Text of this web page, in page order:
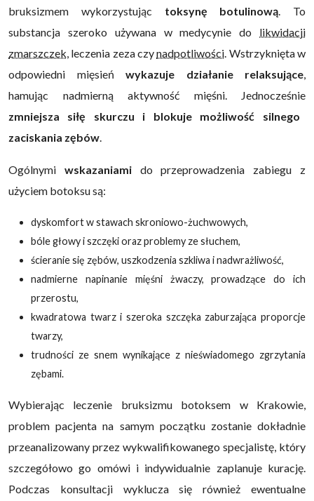
bruksizmem wykorzystując toksynę botulinową. To
substancja szeroko używana w medycynie do likwidacji
zmarszczek, leczenia zeza czynadpotliwości. Wstrzyknięta w
odpowiedni mięsień wykazuje działanie relaksujące,
hamując nadmierną aktywność mięśni. Jednocześnie
zmniejsza siłę skurczu i blokuje możliwość silnego
zaciskania zębów.
Ogólnymi wskazaniami do przeprowadzenia zabiegu z
użyciem botoksu są:
dyskomfort w stawach skroniowo-żuchwowych,
bóle głowy i szczęki oraz problemy ze słuchem,
ścieranie się zębów, uszkodzenia szkliwa i nadwrażliwość,
nadmierne napinanie mięśni żwaczy, prowadzące do ich
przerostu,
kwadratowa twarz i szeroka szczęka zaburzająca proporcje
twarzy,
trudności ze snem wynikające z nieświadomego zgrzytania
zębami.
Wybierając leczenie bruksizmu botoksem w Krakowie,
problem pacjenta na samym początku zostanie dokładnie
przeanalizowany przez wykwalifikowanego specjalistę, który
szczegółowo go omówi i indywidualnie zaplanuje kurację.
Podczas konsultacji wyklucza się również ewentualne